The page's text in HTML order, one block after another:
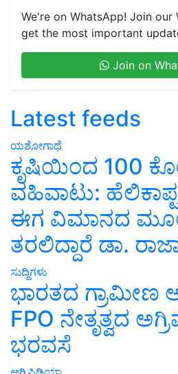
We're on WhatsApp! Join our
get the most important
Join on
Latest feeds
ಯಶೋಗಾಥೆ
ಕೃಷಿಯಿಂದ 100
ವಹಿವಾಟು:
ಈಗ ವಿಮಾನದ
ತರಲಿದ್ದಾರೆ ಡಾ.
ಸುದ್ದಿಗಳು
ಭಾರತದ ಗ್ರಾಮೀಣ
FPO ನೇತೃತ್ವದ
ಭರವಸೆ